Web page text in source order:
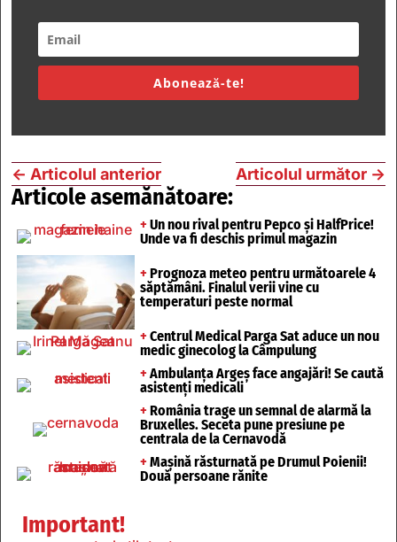
Abonează-te!
← Articolul anterior Articolul următor →
Articole asemănătoare:
+ Un nou rival pentru Pepco și HalfPrice!
Unde va fi deschis primul magazin
+ Prognoza meteo pentru următoarele 4
săptămâni. Finalul verii vine cu
temperaturi peste normal
+ Centrul Medical Parga Sat aduce un nou
medic ginecolog la Câmpulung
+ Ambulanța Argeș face angajări! Se caută
asistenți medicali
+ România trage un semnal de alarmă la
Bruxelles. Seceta pune presiune pe
centrala de la Cernavodă
+ Mașină răsturnată pe Drumul Poienii!
Două persoane rănite
Important!